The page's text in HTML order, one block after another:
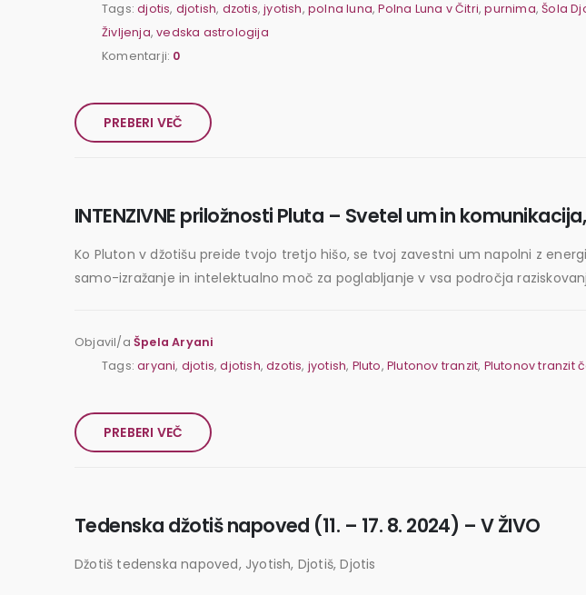
Tags:djotis, djotish, dzotis,jyotish,polna luna,Polna Luna v Čitri,purnima,Šola
Življenja,vedska astrologija
Komentarji: 0
PREBERI VEČ
INTENZIVNE priložnosti Pluta – Svetel um in
Ko Pluton v džotišu preide tvojo tretjo hišo, se tvoj zavestni um napolni z
samo-izražanje in intelektualno moč za poglabljanje v vsa področja
Objavil/a Špela Aryani
Tags:aryani, djotis,djotish,dzotis, jyotish, Pluto,Plutonov tranzit, Plutonov tranzit
PREBERI VEČ
Tedenska džotiš napoved (11. – 17. 8. 2024) – V ŽIVO
Džotiš tedenska napoved, Jyotish, Djotiš, Djotis